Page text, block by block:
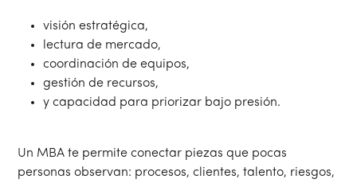
visión estratégica,
lectura de mercado,
coordinación de equipos,
gestión de recursos,
y capacidad para priorizar bajo presión.
Un MBA te permite conectar piezas que pocas
personas observan: procesos, clientes, talento, riesgos,